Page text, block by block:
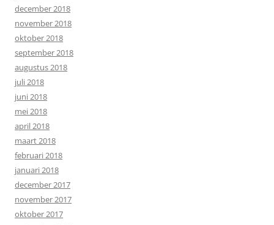
december 2018
november 2018
oktober 2018
september 2018
augustus 2018
juli 2018
juni 2018
mei 2018
april 2018
maart 2018
februari 2018
januari 2018
december 2017
november 2017
oktober 2017